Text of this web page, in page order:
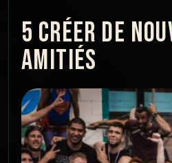
5 CRÉER DE
AMITIÉS